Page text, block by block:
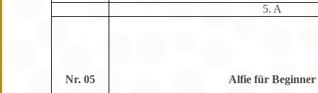
5. A
Nr. 05 Alfie für Beginner